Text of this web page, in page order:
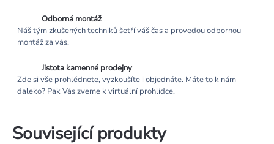
Odborná montáž
Náš tým zkušených techniků šetří váš čas a provedou odbornou
montáž za vás.
Jistota kamenné prodejny
Zde si vše prohlédnete, vyzkoušíte i objednáte. Máte to k nám
daleko? Pak Vás zveme k virtuální prohlídce.
Související produkty